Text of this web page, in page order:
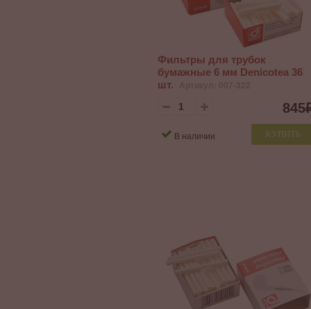
Фильтры для трубок
бумажные 6 мм Denicotea 36
шт.
845
КУПИТЬ
В наличии